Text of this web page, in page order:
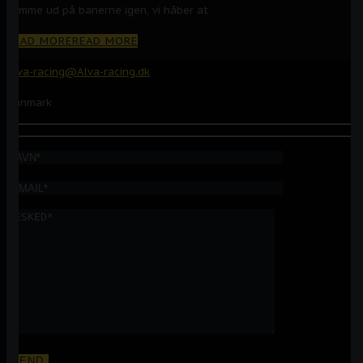
komme ud på banerne igen, vi håber at
READ MOREREAD MORE
Alva-racing@Alva-racing.dk
Danmark